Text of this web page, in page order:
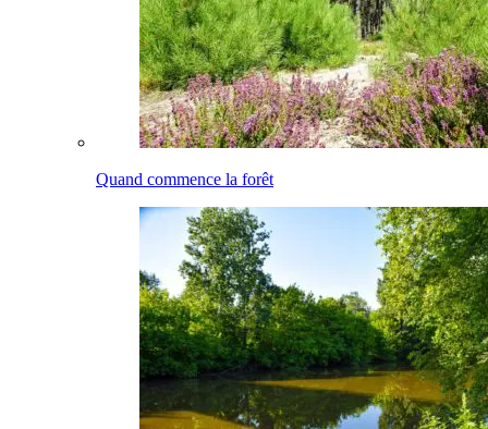
Quand commence la forêt